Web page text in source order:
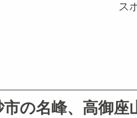
ス
の名峰、高御座